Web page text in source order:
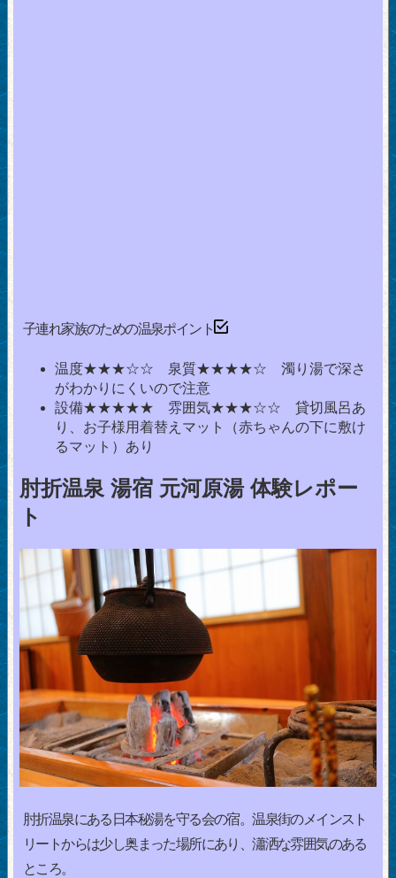
子連れ家族のための温泉ポイント
温度★★★☆☆ 泉質★★★★☆ 濁り湯で深さ
がわかりにくいので注意
設備★★★★★ 雰囲気★★★☆☆ 貸切風呂あ
り、お子様用着替えマット（赤ちゃんの下に敷け
るマット）あり
肘折温泉 湯宿 元河原湯 体験レポー
ト
肘折温泉にある日本秘湯を守る会の宿。温泉街のメインスト
リートからは少し奥まった場所にあり、瀟洒な雰囲気のある
ところ。